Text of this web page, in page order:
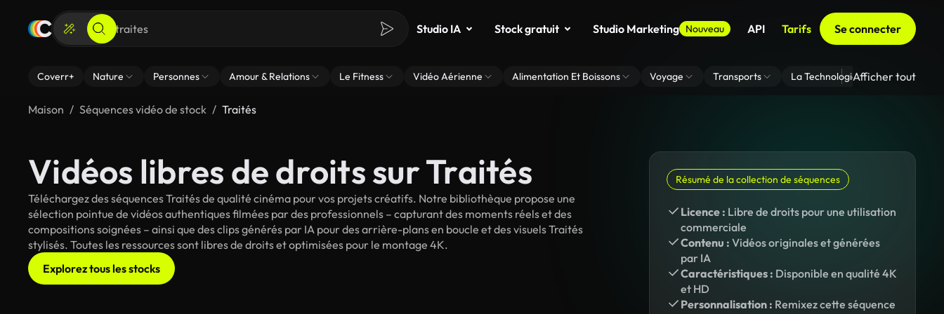
Studio IA Stock gratuit Studio Marketing Nouveau API Tarifs Se connecter
Coverr+ Nature Personnes Amour & Relations Le Fitness Vidéo Aérienne Alimentation Et Boissons Voyage Transports La Technologie Zoom En
Afficher tout
Maison Séquences vidéo de stock Traités
Vidéos libres de droits sur Traités
Téléchargez des séquences Traités de qualité cinéma pour vos projets créatifs. Notre bibliothèque propose une
sélection pointue de vidéos authentiques filmées par des professionnels – capturant des moments réels et des
compositions soignées – ainsi que des clips générés par IA pour des arrière-plans en boucle et des visuels Traités
stylisés. Toutes les ressources sont libres de droits et optimisées pour le montage 4K.
Explorez tous les stocks
Résumé de la collection de séquences
Licence : Libre de droits pour une utilisation
commerciale
Contenu : Vidéos originales et générées
par IA
Caractéristiques : Disponible en qualité 4K
et HD
Personnalisation : Remixez cette séquence